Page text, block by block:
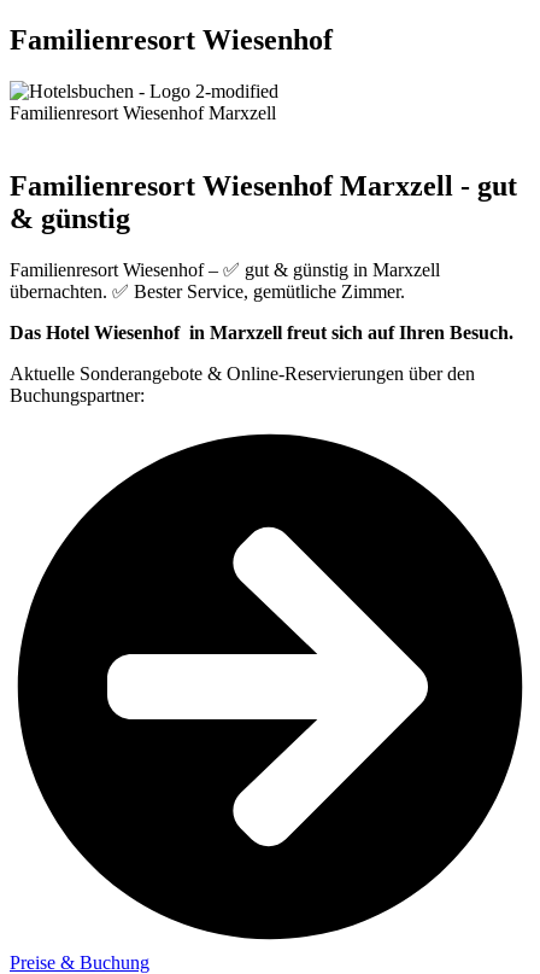
Familienresort Wiesenhof
Familienresort Wiesenhof Marxzell
Familienresort Wiesenhof Marxzell - gut
& günstig
Familienresort Wiesenhof – ✅ gut & günstig in Marxzell
übernachten. ✅ Bester Service, gemütliche Zimmer.
Das Hotel Wiesenhof in Marxzell freut sich auf Ihren Besuch.
Aktuelle Sonderangebote & Online-Reservierungen über den
Buchungspartner:
Preise & Buchung